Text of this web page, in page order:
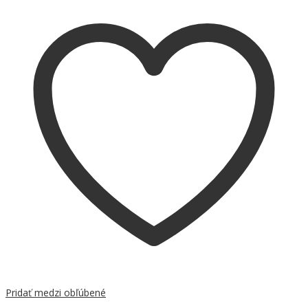
Pridať medzi obľúbené